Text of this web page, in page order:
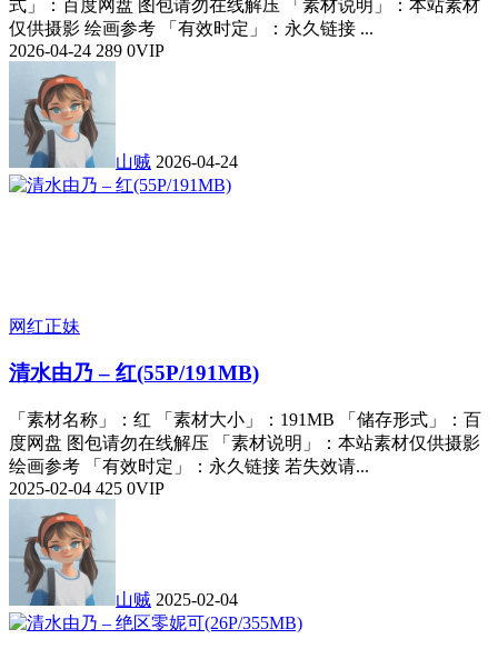
式」：百度网盘 图包请勿在线解压 「素材说明」：本站素材
仅供摄影 绘画参考 「有效时定」：永久链接 ...
2026-04-24 289 0VIP
山贼 2026-04-24
网红正妹
清水由乃 – 红(55P/191MB)
「素材名称」：红 「素材大小」：191MB 「储存形式」：百
度网盘 图包请勿在线解压 「素材说明」：本站素材仅供摄影
绘画参考 「有效时定」：永久链接 若失效请...
2025-02-04 425 0VIP
山贼 2025-02-04